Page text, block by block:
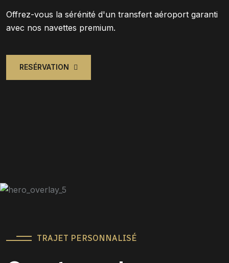
Offrez-vous la sérénité d'un transfert aéroport garanti
avec nos navettes premium.
RESÉRVATION
TRAJET PERSONNALISÉ